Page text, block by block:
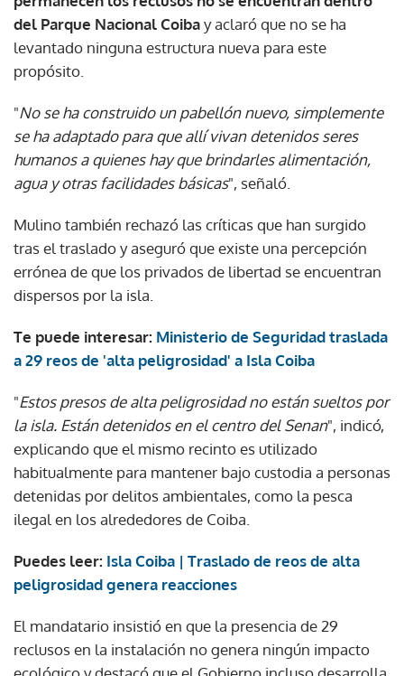
del Parque Nacional Coibay aclaró que no se ha
levantado ninguna estructura nueva para este
propósito.
"No se ha construido un pabellón nuevo, simplemente
se ha adaptado para que allí vivan detenidos seres
humanos a quienes hay que brindarles alimentación,
agua y otras facilidades básicas", señaló.
Mulino también rechazó las críticas que han surgido
tras el traslado y aseguró que existe una percepción
errónea de que los privados de libertad se encuentran
dispersos por la isla.
Te puede interesar: Ministerio de Seguridad traslada
a 29 reos de 'alta peligrosidad' a Isla Coiba
"Estos presos de alta peligrosidad no están sueltos por
la isla. Están detenidos en el centro del Senan", indicó,
explicando que el mismo recinto es utilizado
habitualmente para mantener bajo custodia a personas
detenidas por delitos ambientales, como la pesca
ilegal en los alrededores de Coiba.
Puedes leer: Isla Coiba | Traslado de reos de alta
peligrosidad genera reacciones
El mandatario insistió en que la presencia de 29
reclusos en la instalación no genera ningún impacto